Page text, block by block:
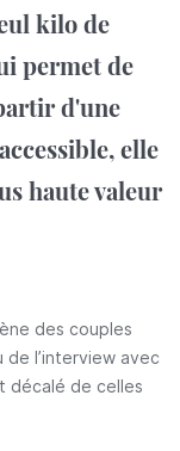
kilo de
permet de
d'une
elle
haute valeur
des couples
l’interview avec
décalé de celles